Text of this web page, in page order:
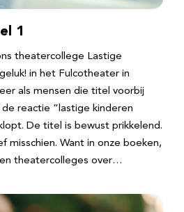
1
theatercollege Lastige
in het Fulcotheater in
als mensen die titel voorbij
reactie “lastige kinderen
De titel is bewust prikkelend.
misschien. Want in onze boeken,
en theatercolleges over…